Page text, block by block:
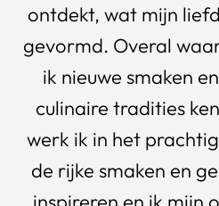
ontdekt, wat mijn
gevormd. Overal
ik nieuwe smaken
culinaire tradities
werk ik in het
de rijke smaken en